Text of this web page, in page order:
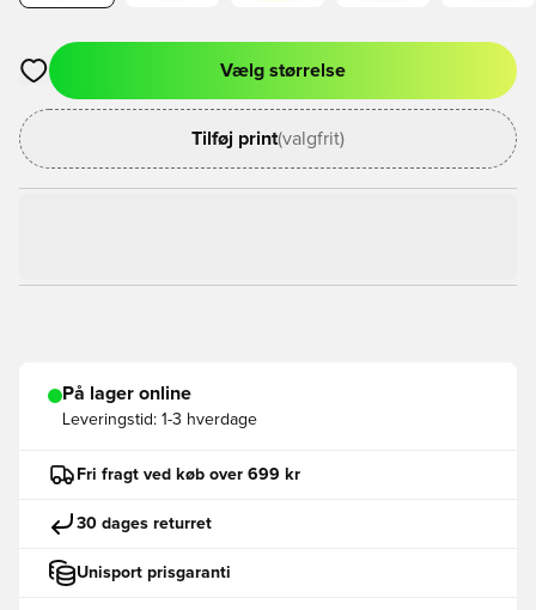
Åbner en Modal til at logge ind eller tilmelde dig som medlem
Vælg størrelse
Tilføj print(valgfrit)
På lager online
Leveringstid: 1-3 hverdage
Fri fragt ved køb over 699 kr
30 dages returret
Unisport prisgaranti